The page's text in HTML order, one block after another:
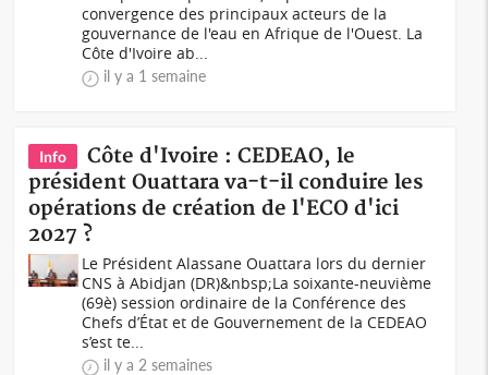
convergence des principaux acteurs de la
gouvernance de l'eau en Afrique de l'Ouest. La
Côte d'Ivoire ab...
il y a 1 semaine
Info
Côte d'Ivoire : CEDEAO, le
président Ouattara va-t-il conduire les
opérations de création de l'ECO d'ici
2027 ?
Le Président Alassane Ouattara lors du dernier
CNS à Abidjan (DR)&nbsp;La soixante-neuvième
(69è) session ordinaire de la Conférence des
Chefs d’État et de Gouvernement de la CEDEAO
s’est te...
il y a 2 semaines